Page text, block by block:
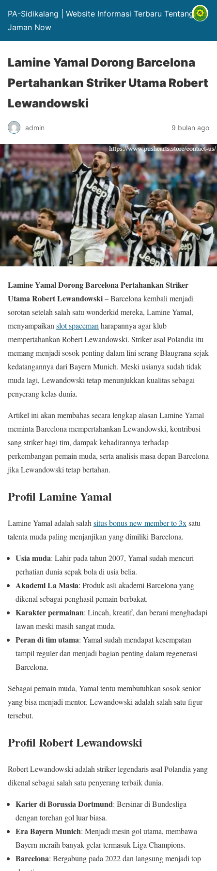
PA-Sidikalang | Website Informasi Terbaru Tentang Hp
Jaman Now
Lamine Yamal Dorong Barcelona
Pertahankan Striker Utama Robert
Lewandowski
admin 9 bulan ago
Lamine Yamal Dorong Barcelona Pertahankan Striker
Utama Robert Lewandowski–Barcelona kembali menjadi
sorotan setelah salah satu wonderkid mereka, Lamine Yamal,
menyampaikan slot spaceman harapannya agar klub
mempertahankan Robert Lewandowski. Striker asal Polandia itu
memang menjadi sosok penting dalam lini serang Blaugrana sejak
kedatangannya dari Bayern Munich. Meski usianya sudah tidak
muda lagi, Lewandowski tetap menunjukkan kualitas sebagai
penyerang kelas dunia.
Artikel ini akan membahas secara lengkap alasan Lamine Yamal
meminta Barcelona mempertahankan Lewandowski, kontribusi
sang striker bagi tim, dampak kehadirannya terhadap
perkembangan pemain muda, serta analisis masa depan Barcelona
jika Lewandowski tetap bertahan.
Profil Lamine Yamal
Lamine Yamal adalah salah situs bonus new member to 3x satu
talenta muda paling menjanjikan yang dimiliki Barcelona.
Usia muda: Lahir pada tahun 2007, Yamal sudah mencuri
perhatian dunia sepak bola di usia belia.
Akademi La Masia: Produk asli akademi Barcelona yang
dikenal sebagai penghasil pemain berbakat.
Karakter permainan: Lincah, kreatif, dan berani menghadapi
lawan meski masih sangat muda.
Peran di tim utama: Yamal sudah mendapat kesempatan
tampil reguler dan menjadi bagian penting dalam regenerasi
Barcelona.
Sebagai pemain muda, Yamal tentu membutuhkan sosok senior
yang bisa menjadi mentor. Lewandowski adalah salah satu figur
tersebut.
Profil Robert Lewandowski
Robert Lewandowski adalah striker legendaris asal Polandia yang
dikenal sebagai salah satu penyerang terbaik dunia.
Karier di Borussia Dortmund: Bersinar di Bundesliga
dengan torehan gol luar biasa.
Era Bayern Munich: Menjadi mesin gol utama, membawa
Bayern meraih banyak gelar termasuk Liga Champions.
Barcelona: Bergabung pada 2022 dan langsung menjadi top